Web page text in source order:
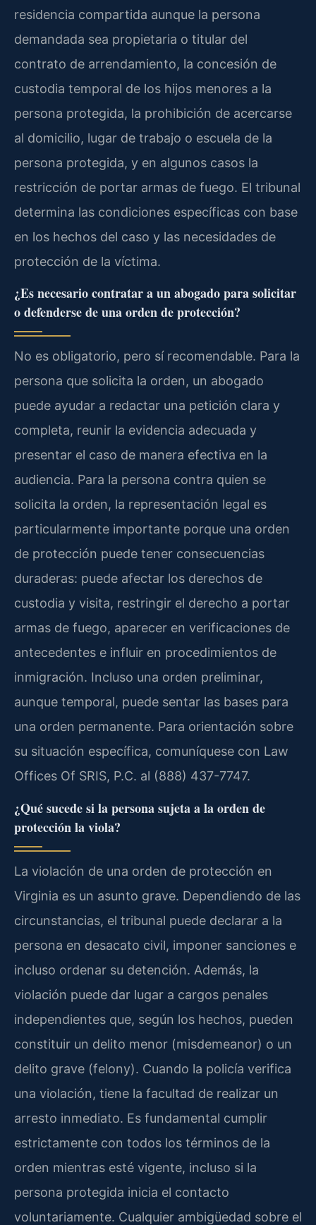
residencia compartida aunque la persona
demandada sea propietaria o titular del
contrato de arrendamiento, la concesión de
custodia temporal de los hijos menores a la
persona protegida, la prohibición de acercarse
al domicilio, lugar de trabajo o escuela de la
persona protegida, y en algunos casos la
restricción de portar armas de fuego. El tribunal
determina las condiciones específicas con base
en los hechos del caso y las necesidades de
protección de la víctima.
¿Es necesario contratar a un abogado para solicitar
o defenderse de una orden de protección?
No es obligatorio, pero sí recomendable. Para la
persona que solicita la orden, un abogado
puede ayudar a redactar una petición clara y
completa, reunir la evidencia adecuada y
presentar el caso de manera efectiva en la
audiencia. Para la persona contra quien se
solicita la orden, la representación legal es
particularmente importante porque una orden
de protección puede tener consecuencias
duraderas: puede afectar los derechos de
custodia y visita, restringir el derecho a portar
armas de fuego, aparecer en verificaciones de
antecedentes e influir en procedimientos de
inmigración. Incluso una orden preliminar,
aunque temporal, puede sentar las bases para
una orden permanente. Para orientación sobre
su situación específica, comuníquese con Law
Offices Of SRIS, P.C. al (888) 437-7747.
¿Qué sucede si la persona sujeta a la orden de
protección la viola?
La violación de una orden de protección en
Virginia es un asunto grave. Dependiendo de las
circunstancias, el tribunal puede declarar a la
persona en desacato civil, imponer sanciones e
incluso ordenar su detención. Además, la
violación puede dar lugar a cargos penales
independientes que, según los hechos, pueden
constituir un delito menor (misdemeanor) o un
delito grave (felony). Cuando la policía verifica
una violación, tiene la facultad de realizar un
arresto inmediato. Es fundamental cumplir
estrictamente con todos los términos de la
orden mientras esté vigente, incluso si la
persona protegida inicia el contacto
voluntariamente. Cualquier ambigüedad sobre el